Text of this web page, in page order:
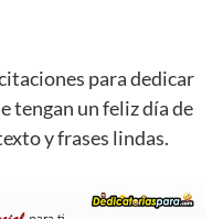
para dedicar
tengan un feliz día de
y frases lindas.